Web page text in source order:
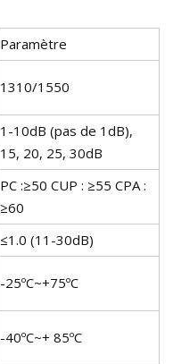
Paramètre
1310/1550
1-10dB (pas de 1dB),
15, 20, 25, 30dB
PC :≥50 CUP : ≥55 CPA :
≥60
≤1.0 (11-30dB)
-25ºC~+75ºC
-40ºC~+ 85ºC